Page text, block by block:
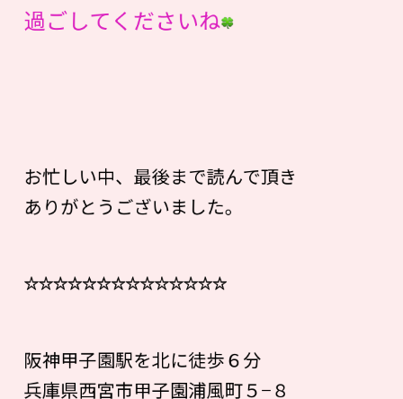
過ごしてくださいね
お忙しい中、最後まで読んで頂き
ありがとうございました。
☆☆☆☆☆☆☆☆☆☆☆☆☆☆
阪神甲子園駅を北に徒歩６分
兵庫県西宮市甲子園浦風町５−８